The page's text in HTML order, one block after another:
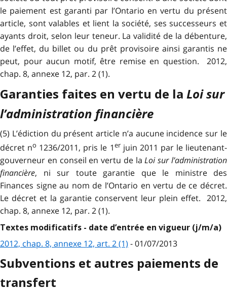
le paiement est garanti par l’Ontario en vertu du présent
article, sont valables et lient la société, ses successeurs et
ayants droit, selon leur teneur. La validité de la débenture,
de l’effet, du billet ou du prêt provisoire ainsi garantis ne
peut, pour aucun motif, être remise en question. 2012,
chap. 8, annexe 12, par. 2 (1).
Garanties faites en vertu de la Loi sur
l’administration financière
(5) L’édiction du présent article n’a aucune incidence sur le
décret no 1236/2011, pris le 1erjuin 2011 par le lieutenant-
gouverneur en conseil en vertu de laLoi sur l’administration
financière, ni sur toute garantie que le ministre des
Finances signe au nom de l’Ontario en vertu de ce décret.
Le décret et la garantie conservent leur plein effet. 2012,
chap. 8, annexe 12, par. 2 (1).
Textes modificatifs - date d’entrée en vigueur (j/m/a)
2012, chap. 8, annexe 12, art. 2 (1) - 01/07/2013
Subventions et autres paiements de
transfert